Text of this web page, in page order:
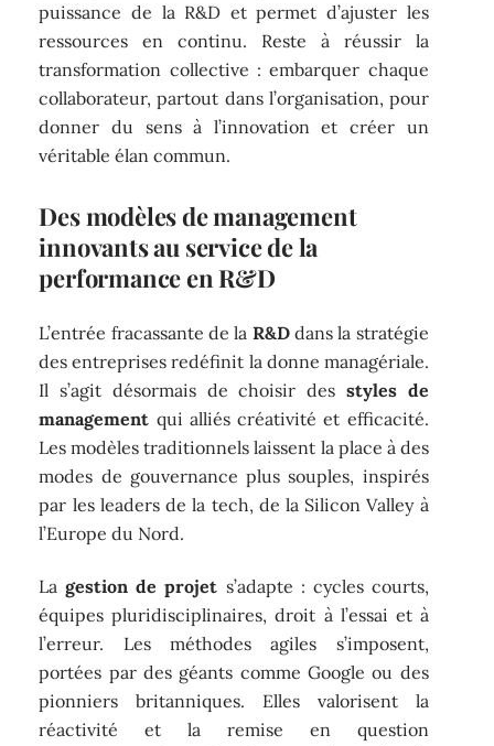
puissance de la R&D et permet d’ajuster les
ressources en continu. Reste à réussir la
transformation collective : embarquer chaque
collaborateur, partout dans l’organisation, pour
donner du sens à l’innovation et créer un
véritable élan commun.
Des modèles de management
innovants au service de la
performance en R&D
L’entrée fracassante de la R&Ddans la stratégie
des entreprises redéfinit la donne managériale.
Il s’agit désormais de choisir des styles de
management qui alliés créativité et efficacité.
Les modèles traditionnels laissent la place à des
modes de gouvernance plus souples, inspirés
par les leaders de la tech, de la Silicon Valley à
l’Europe du Nord.
Lagestion de projet s’adapte : cycles courts,
équipes pluridisciplinaires, droit à l’essai et à
l’erreur. Les méthodes agiles s’imposent,
portées par des géants comme Google ou des
pionniers britanniques. Elles valorisent la
réactivité et la remise en question